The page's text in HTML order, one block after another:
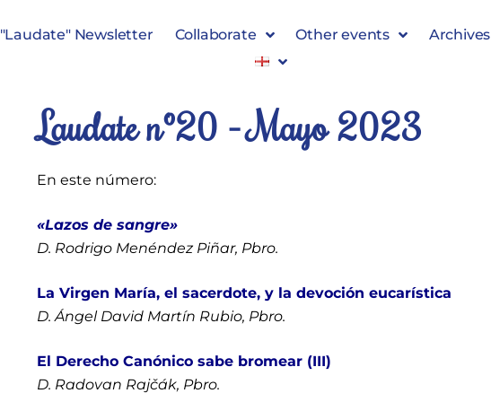
"Laudate" Newsletter Collaborate Other events Archives
Laudate nº20 - Mayo 2023
En este número:
«Lazos de sangre»
D. Rodrigo Menéndez Piñar, Pbro.
La Virgen María, el sacerdote, y la devoción eucarística
D. Ángel David Martín Rubio, Pbro.
El Derecho Canónico sabe bromear (III)
D. Radovan Rajčák, Pbro.